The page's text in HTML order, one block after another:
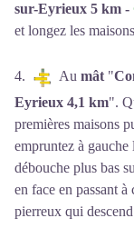
sur-Eyrieux 5 km -
et longez les
4. Au mât "
Eyrieux 4,1 km".
premières maisons
empruntez à gauche
débouche plus bas
en face en passant
pierreux qui